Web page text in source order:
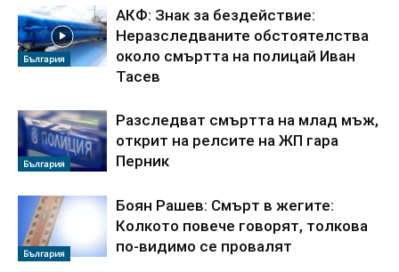
България
АКФ: Знак за бездействие:
Неразследваните обстоятелства
около смъртта на полицай Иван
Тасев
България
Разследват смъртта на млад мъж,
открит на релсите на ЖП гара
Перник
България
Боян Рашев: Смърт в жегите:
Колкото повече говорят, толкова
по-видимо се провалят